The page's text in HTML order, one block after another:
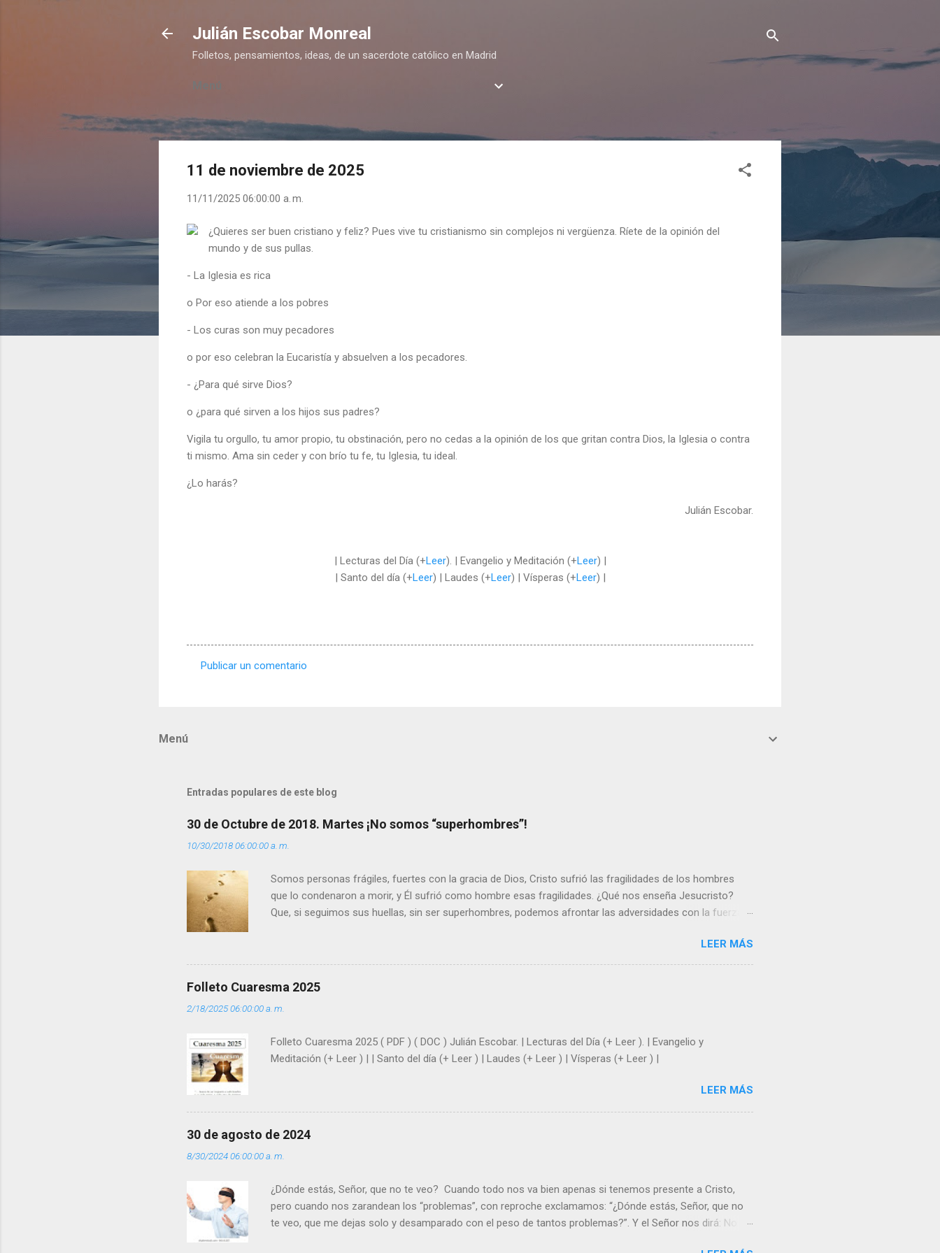
Julián Escobar Monreal
Folletos, pensamientos, ideas, de un sacerdote católico en Madrid
Menú
11 de noviembre de 2025
11/11/2025 06:00:00 a. m.
¿Quieres ser buen cristiano y feliz? Pues vive tu cristianismo sin complejos ni vergüenza. Ríete de la opinión del
mundo y de sus pullas.
- La Iglesia es rica
o Por eso atiende a los pobres
- Los curas son muy pecadores
o por eso celebran la Eucaristía y absuelven a los pecadores.
- ¿Para qué sirve Dios?
o ¿para qué sirven a los hijos sus padres?
Vigila tu orgullo, tu amor propio, tu obstinación, pero no cedas a la opinión de los que gritan contra Dios, la Iglesia o contra
ti mismo. Ama sin ceder y con brío tu fe, tu Iglesia, tu ideal.
¿Lo harás?
Julián Escobar.
| Lecturas del Día (+Leer). | Evangelio y Meditación (+Leer) |
| Santo del día (+Leer) | Laudes (+Leer) | Vísperas (+Leer) |
a
Publicar un comentario
Menú
Entradas populares de este blog
30 de Octubre de 2018. Martes ¡No somos “superhombres”!
10/30/2018 06:00:00 a. m.
Somos personas frágiles, fuertes con la gracia de Dios, Cristo sufrió las fragilidades de los hombres
que lo condenaron a morir, y Él sufrió como hombre esas fragilidades. ¿Qué nos enseña Jesucristo?
Que, si seguimos sus huellas, sin ser superhombres, podemos afrontar las adversidades con la fuerza y
que los demás se sientan acompañados y protegidos por nosotros. “ Señor, soy un árbol sin frutos,
pero tú me das la savia para que al menos mis ramas y hojas den sombra en los días del sol abrasador
”. - ¿Te sientes super hombre? - ¿Superas tu fragilidad con la gracia de Dios? Julián Escobar. | Lecturas
(+ Leer ) |
LEER MÁS
Folleto Cuaresma 2025
2/18/2025 06:00:00 a. m.
Folleto Cuaresma 2025 ( PDF ) ( DOC ) Julián Escobar. | Lecturas del Día (+ Leer ). | Evangelio y
Meditación (+ Leer ) | | Santo del día (+ Leer ) | Laudes (+ Leer ) | Vísperas (+ Leer ) |
LEER MÁS
30 de agosto de 2024
8/30/2024 06:00:00 a. m.
¿Dónde estás, Señor, que no te veo? Cuando todo nos va bien apenas si tenemos presente a Cristo,
pero cuando nos zarandean los “problemas”, con reproche exclamamos: “¿Dónde estás, Señor, que no
te veo, que me dejas solo y desamparado con el peso de tantos problemas?”. Y el Señor nos dirá: No